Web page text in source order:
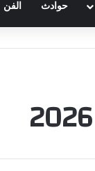
حوادث الفن